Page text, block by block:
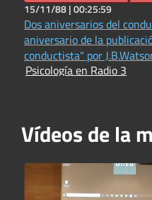
15/11/88 |00:25:59
Dos aniversarios del
aniversario de la
conductista" por
aniversario de la
Psicología en Radio 3
Vídeos de la